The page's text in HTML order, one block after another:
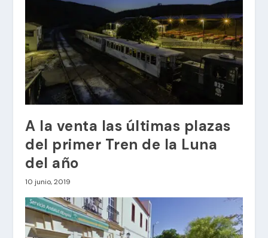
A la venta las últimas plazas
del primer Tren de la Luna
del año
10 junio, 2019